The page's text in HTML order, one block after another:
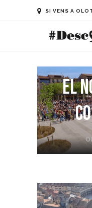
SI VENS A
El